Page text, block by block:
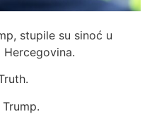
stupile su sinoć u